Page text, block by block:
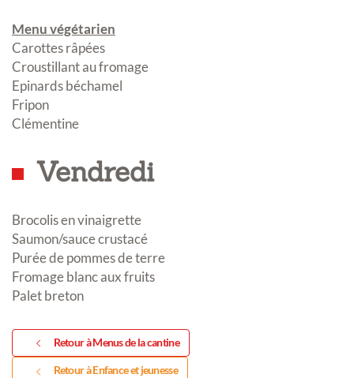
Menu végétarien
Carottes râpées
Croustillant au fromage
Epinards béchamel
Fripon
Clémentine
Vendredi
Brocolis en vinaigrette
Saumon/sauce crustacé
Purée de pommes de terre
Fromage blanc aux fruits
Palet breton
Retour à Menus de la cantine
Retour à Enfance et jeunesse